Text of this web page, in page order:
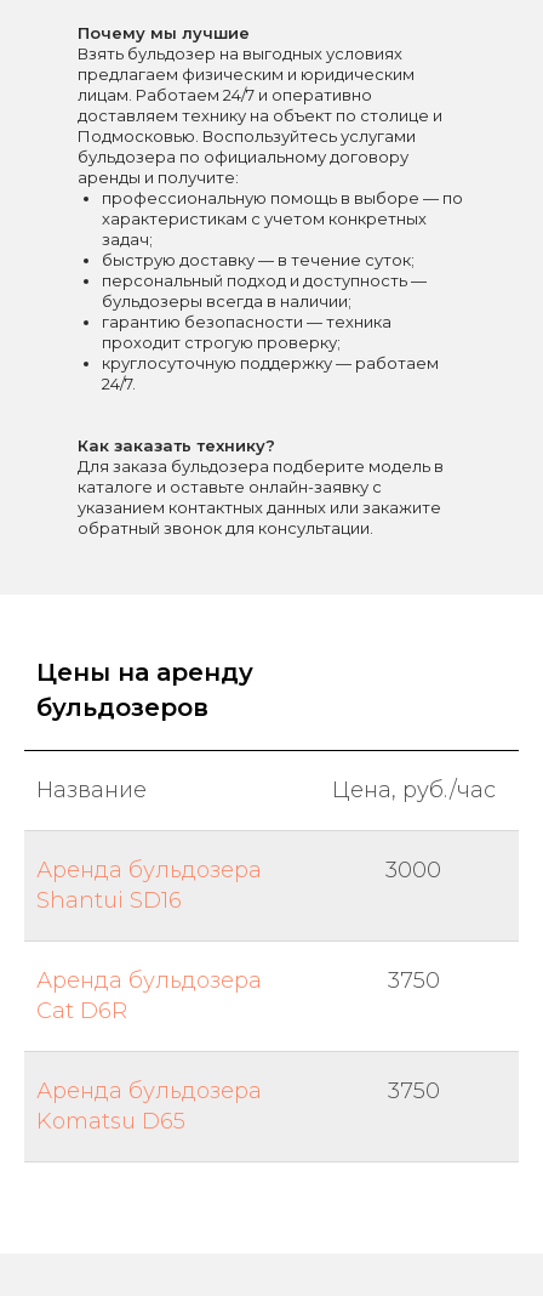
Почему мы лучшие
Взять бульдозер на выгодных условиях
предлагаем физическим и юридическим
лицам. Работаем 24/7 и оперативно
доставляем технику на объект по столице и
Подмосковью. Воспользуйтесь услугами
бульдозера по официальному договору
аренды и получите:
профессиональную помощь в выборе — по
характеристикам с учетом конкретных
задач;
быструю доставку — в течение суток;
персональный подход и доступность —
бульдозеры всегда в наличии;
гарантию безопасности — техника
проходит строгую проверку;
круглосуточную поддержку — работаем
24/7.
Как заказать технику?
Для заказа бульдозера подберите модель в
каталоге и оставьте онлайн-заявку с
указанием контактных данных или закажите
обратный звонок для консультации.
Цены на аренду
бульдозеров
Название Цена, руб./час
Аренда бульдозера
Shantui SD16
3000
Аренда бульдозера
Cat D6R
3750
Аренда бульдозера
Komatsu D65
3750